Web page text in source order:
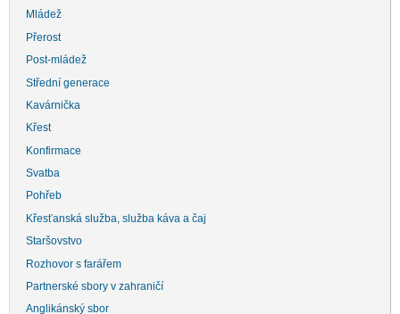
Mládež
Přerost
Post-mládež
Střední generace
Kavárnička
Křest
Konfirmace
Svatba
Pohřeb
Křesťanská služba, služba káva a čaj
Staršovstvo
Rozhovor s farářem
Partnerské sbory v zahraničí
Anglikánský sbor